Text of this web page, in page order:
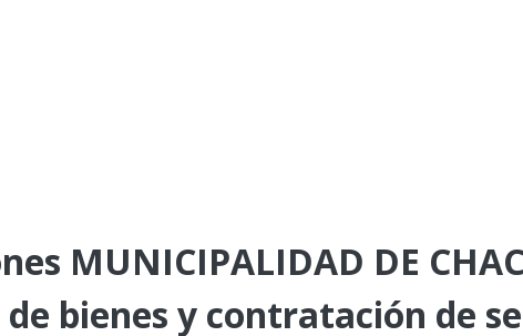
MUNICIPALIDAD DE
bienes y contratación de